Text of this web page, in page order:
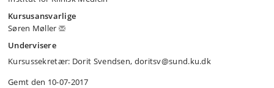
Kursusansvarlige
Søren Møller
Undervisere
Kursussekretær: Dorit Svendsen, doritsv@sund.ku.dk
Gemt den 10-07-2017